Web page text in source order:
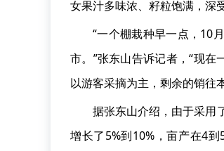
女果汁多味浓、籽粒饱满，深
“一个棚栽种早一点，10
市。”张东山告诉记者，“现
以游客采摘为主，剩余的销往
据张东山介绍，由于采用
增长了5%到10%，亩产在4